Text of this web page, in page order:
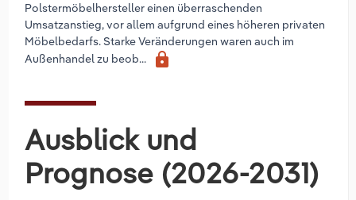
Polstermöbelhersteller einen überraschenden
Umsatzanstieg, vor allem aufgrund eines höheren privaten
Möbelbedarfs. Starke Veränderungen waren auch im
Außenhandel zu beob...
lock
Ausblick und
Prognose (2026-2031)